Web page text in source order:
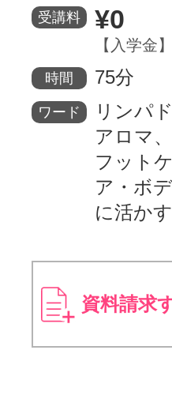
受講料 ¥0
【入学金
時間 75分
ワード
リンパ
アロマ
フット
ア・ボ
に活かす
資料請求